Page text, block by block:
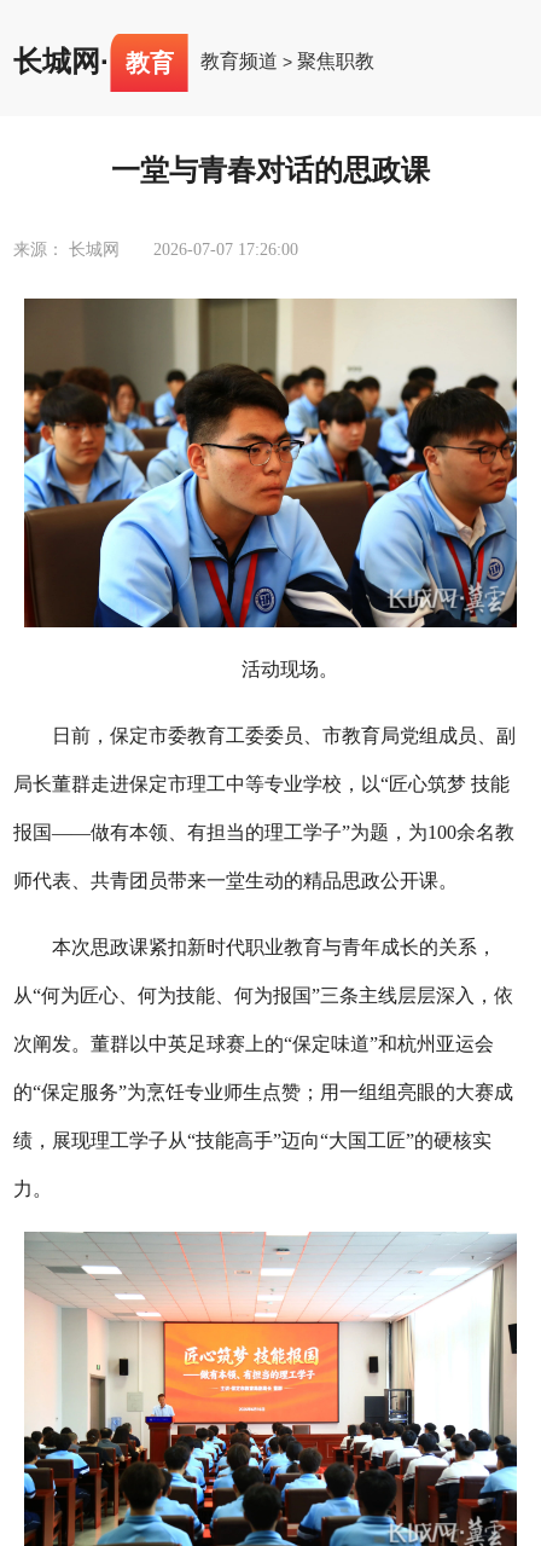
长城网· 教育 教育频道 >聚焦职教
一堂与青春对话的思政课
来源： 长城网 2026-07-07 17:26:00
活动现场。
日前，保定市委教育工委委员、市教育局党组成员、副
局长董群走进保定市理工中等专业学校，以“匠心筑梦 技能
报国——做有本领、有担当的理工学子”为题，为100余名教
师代表、共青团员带来一堂生动的精品思政公开课。
本次思政课紧扣新时代职业教育与青年成长的关系，
从“何为匠心、何为技能、何为报国”三条主线层层深入，依
次阐发。董群以中英足球赛上的“保定味道”和杭州亚运会
的“保定服务”为烹饪专业师生点赞；用一组组亮眼的大赛成
绩，展现理工学子从“技能高手”迈向“大国工匠”的硬核实
力。